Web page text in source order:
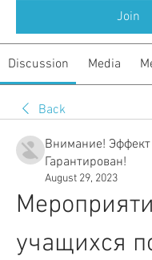
Join
Discussion Media
Back
Внимание! Эффект
Гарантирован!
August 29, 2023
учащихся